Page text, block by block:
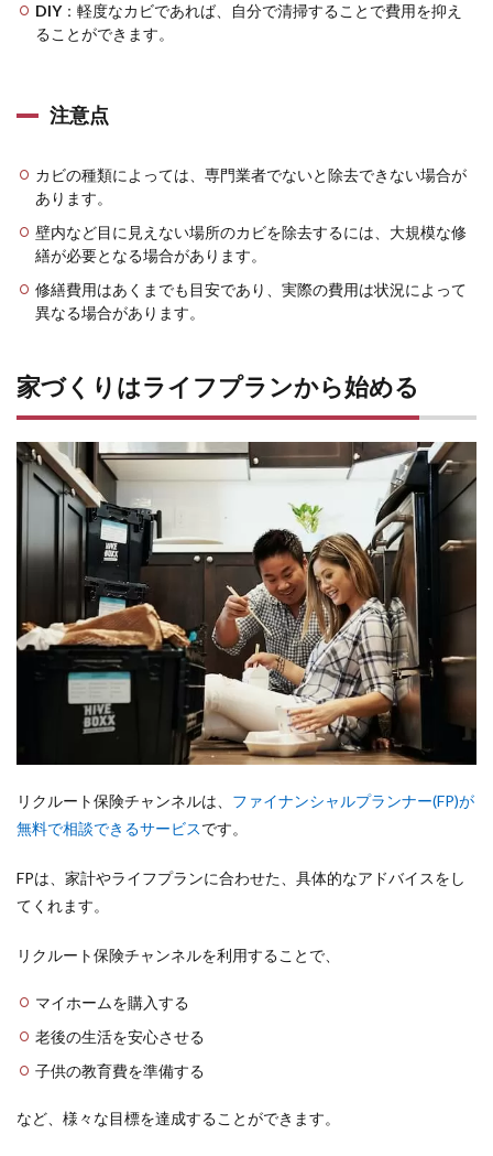
DIY：軽度なカビであれば、自分で清掃することで費用を抑え
ることができます。
注意点
カビの種類によっては、専門業者でないと除去できない場合が
あります。
壁内など目に見えない場所のカビを除去するには、 大規模な修
繕が必要となる場合があります。
修繕費用はあくまでも目安であり、実際の費用は状況によって
異なる場合があります。
家づくりはライフプランから始める
リクルート保険チャンネルは、 ファイナンシャルプランナー(FP)が
無料で相談できるサービスです。
FPは、家計やライフプランに合わせた、具体的なアドバイスをし
てくれます。
リクルート保険チャンネルを利用することで、
マイホームを購入する
老後の生活を安心させる
子供の教育費を準備する
など、様々な目標を達成することができます。